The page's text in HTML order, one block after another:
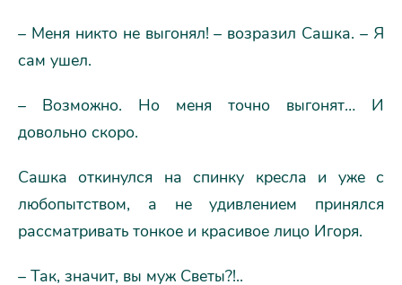
– Меня никто не выгонял! – возразил Сашка. – Я
сам ушел.
– Возможно. Но меня точно выгонят… И
довольно скоро.
Сашка откинулся на спинку кресла и уже с
любопытством, а не удивлением принялся
рассматривать тонкое и красивое лицо Игоря.
– Так, значит, вы муж Светы?!..